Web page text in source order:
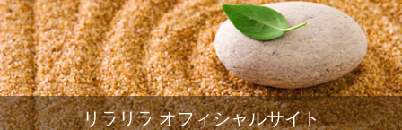
リラリラ オフィシャルサイト